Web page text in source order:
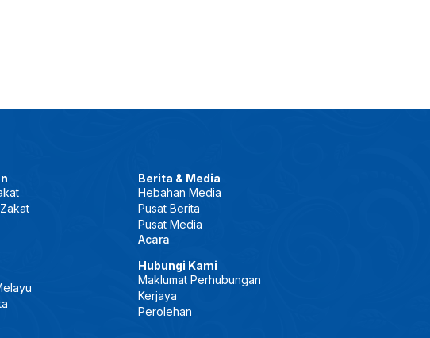
Berita & Media
Hebahan Media
Pusat Berita
Pusat Media
Acara
Hubungi Kami
Maklumat Perhubungan
Kerjaya
Perolehan